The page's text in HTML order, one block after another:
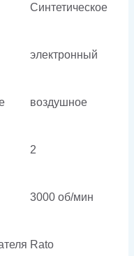
Синтетическое
электронный
воздушное
2
3000 об/мин
Rato